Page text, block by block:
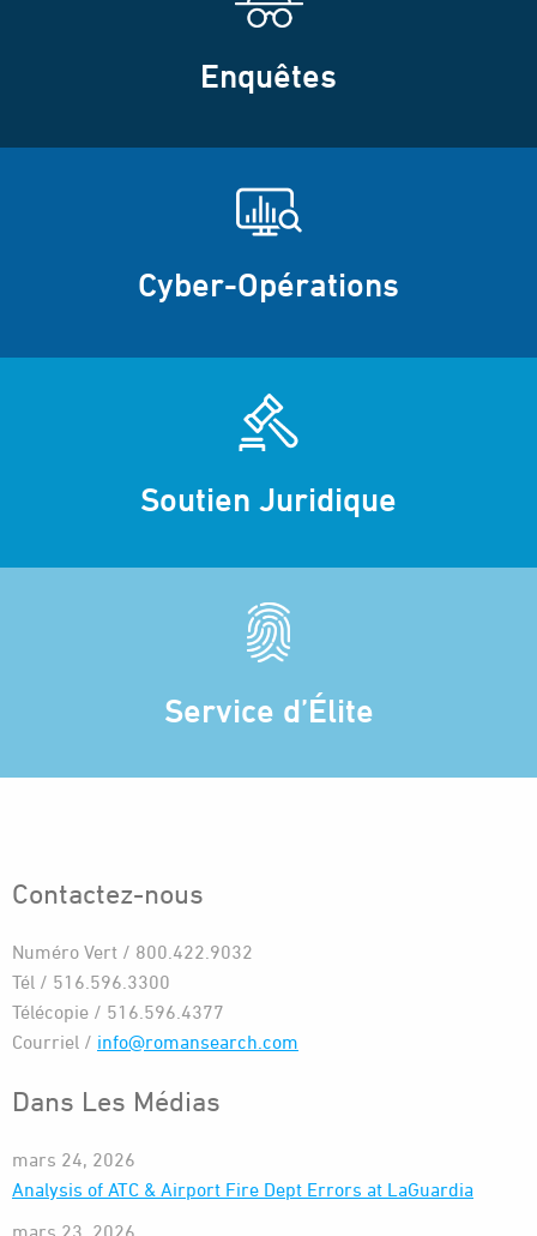
Enquêtes
Cyber-Opérations
Soutien Juridique
Service d’Élite
Contactez-nous
Numéro Vert / 800.422.9032
Tél / 516.596.3300
Télécopie / 516.596.4377
Courriel / info@romansearch.com
Dans Les Médias
mars 24, 2026
Analysis of ATC & Airport Fire Dept Errors at LaGuardia
mars 23, 2026